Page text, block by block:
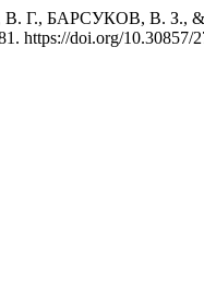
В. З., &
https://doi.org/10.30857/